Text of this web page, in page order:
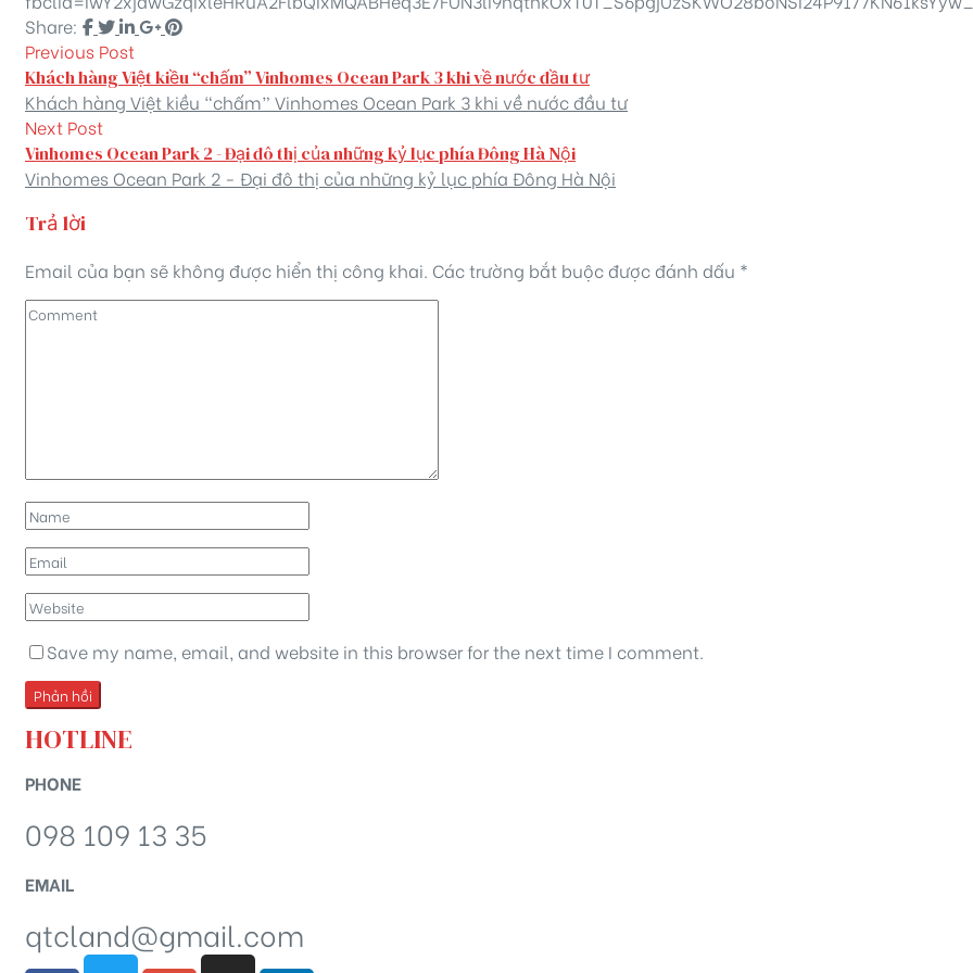
Share:
Previous Post
Khách hàng Việt kiều “chấm” Vinhomes Ocean Park 3 khi về nước đầu tư
Khách hàng Việt kiều “chấm” Vinhomes Ocean Park 3 khi về nước đầu tư
Next Post
Vinhomes Ocean Park 2 - Đại đô thị của những kỷ lục phía Đông Hà Nội
Vinhomes Ocean Park 2 - Đại đô thị của những kỷ lục phía Đông Hà Nội
Trả lời
Email của bạn sẽ không được hiển thị công khai. Các trường bắt buộc được đánh dấu *
Save my name, email, and website in this browser for the next time I comment.
HOTLINE
PHONE
098 109 13 35
EMAIL
qtcland@gmail.com